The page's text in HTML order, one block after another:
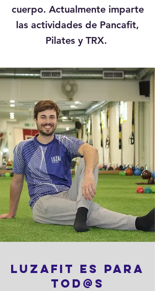
cuerpo. Actualmente imparte
las actividades de Pancafit,
Pilates y TRX.
LUZAFIT es para
tod@s